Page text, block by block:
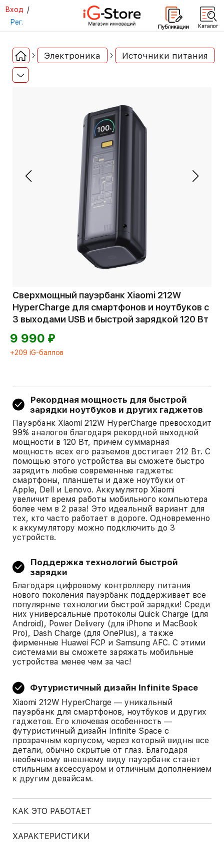
Вход /
Рег.
Электроника Источники питания
Сверхмощный пауэрбанк Xiaomi 212W
HyperCharge для смартфонов и ноутбуков с
3 выходами USB и быстрой зарядкой 120 Вт
9 990 ⃏
+209 iG-баллов
Рекордная мощность для быстрой
зарядки ноутбуков и других гаджетов
Пауэрбанк Xiaomi 212W HyperCharge превосходит
99% аналогов благодаря рекордной выходной
мощности в 120 Вт, причем суммарная
мощность всех его разъемов достигает 212 Вт. С
помощью этого устройства вы сможете быстро
зарядить любые современные гаджеты:
смартфоны, планшеты и даже ноутбуки от
Apple, Dell и Lenovo. Аккумулятор Xiaomi
увеличит время работы мобильного компьютера
более чем в 2 раза! Это идеальный вариант для
тех, кто часто работает в дороге. Одновременно
к аккумулятору можно подключить до 3
устройств.
Поддержка технологий быстрой
зарядки
Благодаря цифровому контроллеру питания
нового поколения пауэрбанк поддерживает все
популярные технологии быстрой зарядки! Среди
них универсальные протоколы Quick Charge (для
Android), Power Delivery (для iPhone и MacBook
Pro), Dash Charge (для OnePlus), а также
фирменные Huawei FCP и Samsung AFC. С этими
системами вы сможете заряжать мобильные
устройства менее чем за час!
Футуристичный дизайн Infinite Space
Xiaomi 212W HyperCharge — уникальный
пауэрбанк для смартфонов, ноутбуков и других
гаджетов. Его ключевая особенность —
футуристичный дизайн Infinite Space с
прозрачным корпусом, через который видны все
детали, обычно скрытые от глаз. Благодаря
необычному внешнему виду пауэрбанк станет
стильным аксессуаром и отличным дополнением
к другим девайсам.
КАК ЭТО РАБОТАЕТ
ХАРАКТЕРИСТИКИ